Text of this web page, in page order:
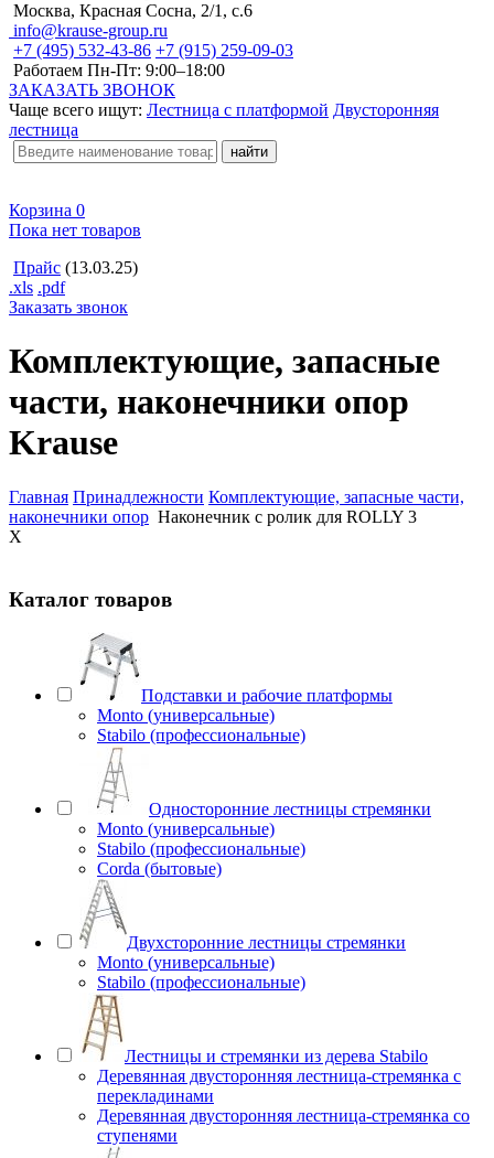
Москва, Красная Сосна, 2/1, с.6
info@krause-group.ru
+7 (495) 532-43-86 +7 (915) 259-09-03
Работаем Пн-Пт: 9:00–18:00
ЗАКАЗАТЬ ЗВОНОК
Чаще всего ищут: Лестница с платформой Двусторонняя
лестница
Корзина 0
Пока нет товаров
Прайс (13.03.25)
.xls .pdf
Заказать звонок
Комплектующие, запасные
части, наконечники опор
Krause
Главная Принадлежности Комплектующие, запасные части,
наконечники опор Наконечник с ролик для ROLLY 3
X
Каталог товаров
Подставки и рабочие платформы
Monto (универсальные)
Stabilo (профессиональные)
Односторонние лестницы стремянки
Monto (универсальные)
Stabilo (профессиональные)
Corda (бытовые)
Двухсторонние лестницы стремянки
Monto (универсальные)
Stabilo (профессиональные)
Лестницы и стремянки из дерева Stabilo
Деревянная двусторонняя лестница-стремянка с
перекладинами
Деревянная двусторонняя лестница-стремянка со
ступенями